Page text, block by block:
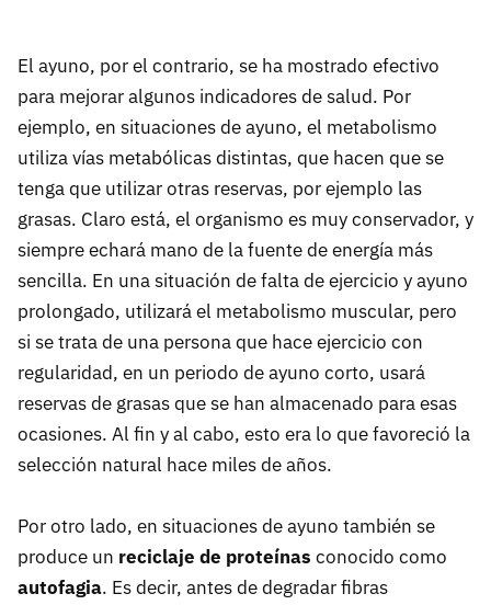
El ayuno, por el contrario, se ha mostrado efectivo
para mejorar algunos indicadores de salud. Por
ejemplo, en situaciones de ayuno, el metabolismo
utiliza vías metabólicas distintas, que hacen que se
tenga que utilizar otras reservas, por ejemplo las
grasas. Claro está, el organismo es muy conservador, y
siempre echará mano de la fuente de energía más
sencilla. En una situación de falta de ejercicio y ayuno
prolongado, utilizará el metabolismo muscular, pero
si se trata de una persona que hace ejercicio con
regularidad, en un periodo de ayuno corto, usará
reservas de grasas que se han almacenado para esas
ocasiones. Al fin y al cabo, esto era lo que favoreció la
selección natural hace miles de años.
Por otro lado, en situaciones de ayuno también se
produce un reciclaje de proteínas conocido como
autofagia. Es decir, antes de degradar fibras